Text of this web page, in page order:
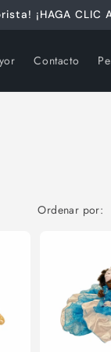
¡HAGA CLIC
Contacto
Ordenar por: